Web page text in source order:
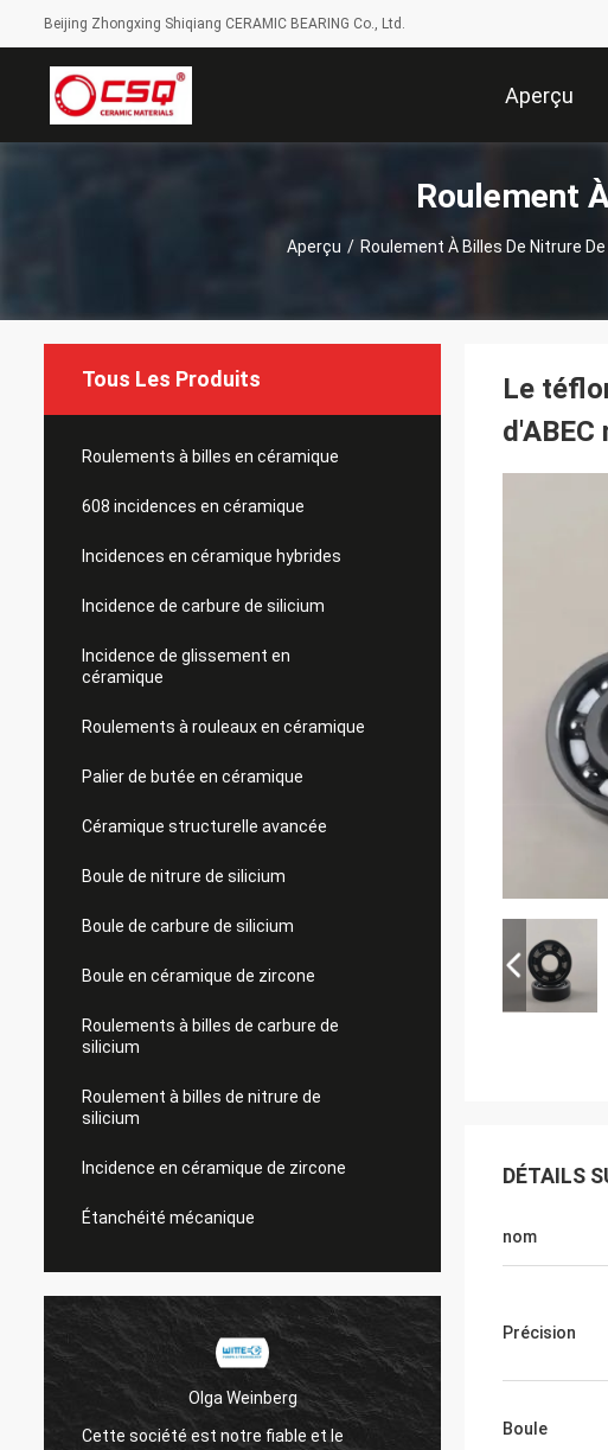
Beijing Zhongxing Shiqiang CERAMIC BEARING Co., Ltd.
Aperçu
Roulement
Aperçu / Roulement À Billes De Nitrure
Tous Les Produits
Roulements à billes en céramique
608 incidences en céramique
Incidences en céramique hybrides
Incidence de carbure de silicium
Incidence de glissement en
céramique
Roulements à rouleaux en céramique
Palier de butée en céramique
Céramique structurelle avancée
Boule de nitrure de silicium
Boule de carbure de silicium
Boule en céramique de zircone
Roulements à billes de carbure de
silicium
Roulement à billes de nitrure de
silicium
Incidence en céramique de zircone
Étanchéité mécanique
Olga Weinberg
Cette société est notre fiable et le
Leurs
Le
DÉTAILS
nom
Précision
Boule